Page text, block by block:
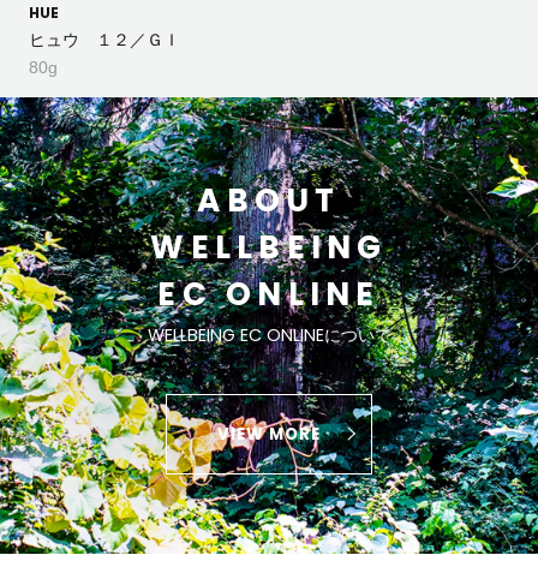
HUE
ヒュウ １２／ＧＩ
80g
ABOUT
WELLBEING
EC ONLINE
WELLBEING EC ONLINEについて
VIEW MORE